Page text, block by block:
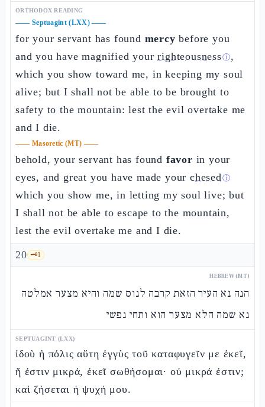
ORTHODOX READING
—— Septuagint (LXX)——
for your servant has found mercy before you
and you have magnified yourrighteousnessⓘ,
which you show toward me, in keeping my soul
alive; but I shall not be able to be brought to
safety to the mountain: lest the evil overtake me
and I die.
—— Masoretic (MT) ——
behold, your servant has found favor in your
eyes, and great you have made your chesedⓘ
which you show me, in letting my soul live; but
I shall not be able to escape to the mountain,
lest the evil overtake me and I die.
20 🗝️1
HEBREW (MT)
הנה נא העיר הזאת קרבה לנוס שמה והיא מצער אמלטה
נא שמה הלא מצער הוא ותחי נפשי
SEPTUAGINT (LXX)
ἰδοὺ ἡ πόλις αὕτη ἐγγὺς τοῦ καταφυγεῖν με ἐκεῖ,
ἥ ἐστιν μικρά, ἐκεῖ σωθήσομαι· οὐ μικρά ἐστιν;
καὶ ζήσεται ἡ ψυχή μου.